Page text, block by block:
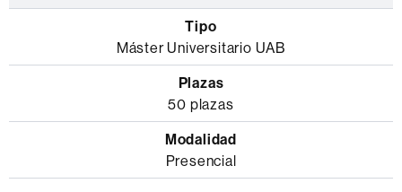
Máster Universitario UAB
50 plazas
Presencial